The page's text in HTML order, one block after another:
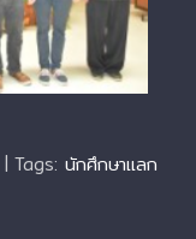
| Tags: นักศึกษาแลก